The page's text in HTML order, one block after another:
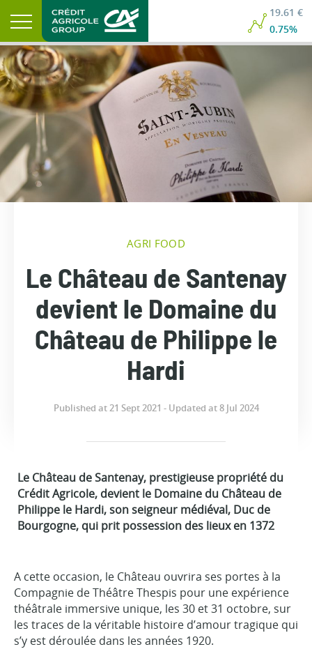
19.61 €
0.75%
AGRI FOOD
Le Château de Santenay
devient le Domaine du
Château de Philippe le
Hardi
Published at 21 Sept 2021 - Updated at 8 Jul 2024
Le Château de Santenay, prestigieuse propriété du
Crédit Agricole, devient le Domaine du Château de
Philippe le Hardi, son seigneur médiéval, Duc de
Bourgogne, qui prit possession des lieux en 1372
A cette occasion, le Château ouvrira ses portes à la
Compagnie de Théâtre Thespis pour une expérience
théâtrale immersive unique, les 30 et 31 octobre, sur
les traces de la véritable histoire d’amour tragique qui
s’y est déroulée dans les années 1920.